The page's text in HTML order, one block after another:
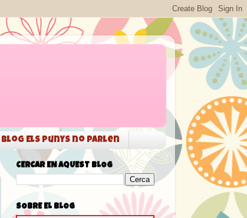
Blog Els punys no parlen
CERCAR EN AQUEST BLOG
SOBRE EL BLOG